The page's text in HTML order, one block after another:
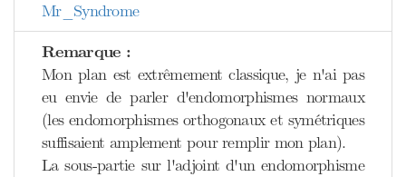
Mr_Syndrome
Remarque :
Mon plan est extrêmement classique, je n'ai pas
eu envie de parler d'endomorphismes normaux
(les endomorphismes orthogonaux et symétriques
suffisaient amplement pour remplir mon plan).
La sous-partie sur l'adjoint d'un endomorphisme